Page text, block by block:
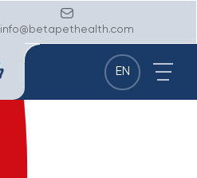
info@betapethealth.com
EN